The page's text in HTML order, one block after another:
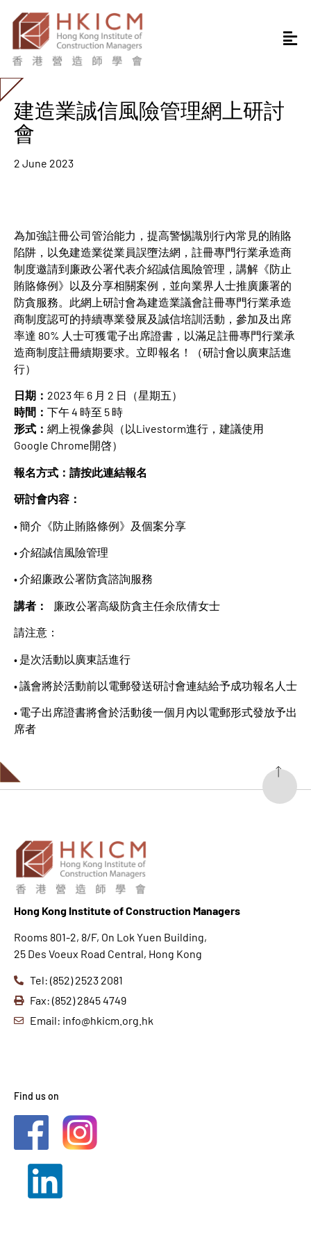
建造業誠信風險管理網上研討
會
2 June 2023
為加強註冊公司管治能力，提高警惕識別行內常見的賄賂
陷阱，以免建造業從業員誤墮法網，註冊專門行業承造商
制度邀請到廉政公署代表介紹誠信風險管理，講解《防止
賄賂條例》以及分享相關案例，並向業界人士推廣廉署的
防貪服務。此網上研討會為建造業議會註冊專門行業承造
商制度認可的持續專業發展及誠信培訓活動，參加及出席
率達 80% 人士可獲電子出席證書，以滿足註冊專門行業承
造商制度註冊續期要求。立即報名！（研討會以廣東話進
行）
日期： 2023 年 6 月 2 日（星期五）
時間： 下午 4 時至 5 時
形式： 網上視像參與（以Livestorm進行，建議使用
Google Chrome開啓）
報名方式： 請按此連結報名
研討會内容：
• 簡介《防止賄賂條例》及個案分享
• 介紹誠信風險管理
• 介紹廉政公署防貪諮詢服務
講者： 廉政公署高級防貪主任余欣倩女士
請注意：
• 是次活動以廣東話進行
• 議會將於活動前以電郵發送研討會連結給予成功報名人士
• 電子出席證書將會於活動後一個月內以電郵形式發放予出
席者
Hong Kong Institute of Construction Managers
Rooms 801-2, 8/F, On Lok Yuen Building,
25 Des Voeux Road Central, Hong Kong
Tel: (852) 2523 2081
Fax: (852) 2845 4749
Email: info@hkicm.org.hk
Find us on